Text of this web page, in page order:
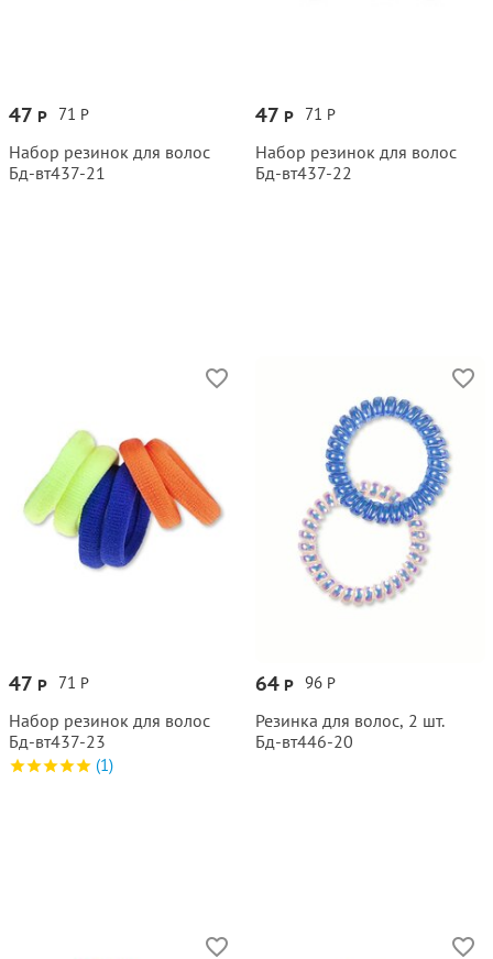
71 Р
47 Р
Набор резинок для волос
Бд‑вт437‑21
71 Р
47 Р
Набор резинок для волос
Бд‑вт437‑22
71 Р
47 Р
Набор резинок для волос
Бд‑вт437‑23
(1)
96 Р
64 Р
Резинка для волос, 2 шт.
Бд‑вт446‑20